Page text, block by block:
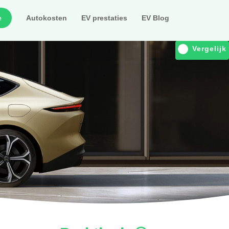
Autokosten EV prestaties EV Blog
Vergelijk